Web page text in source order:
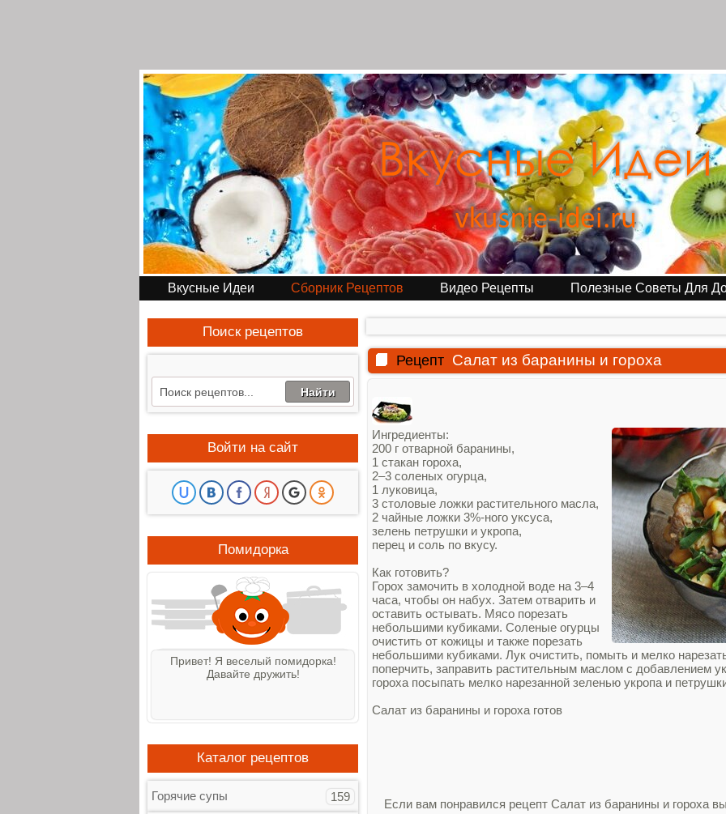
Вкусные Идеи Сборник Рецептов Видео Рецепты Полезные Советы Для
Рецепт Салат из баранины и гороха
Ингредиенты:
200 г отварной баранины,
1 стакан гороха,
2–3 соленых огурца,
1 луковица,
3 столовые ложки растительного масла,
2 чайные ложки 3%‑ного уксуса,
зелень петрушки и укропа,
перец и соль по вкусу.
Как готовить?
Горох замочить в холодной воде на 3–4
часа, чтобы он набух. Затем отварить и
оставить остывать. Мясо порезать
небольшими кубиками. Соленые огурцы
очистить от кожицы и также порезать
небольшими кубиками. Лук очистить, помыть и мелко
поперчить, заправить растительным маслом с добавлением
гороха посыпать мелко нарезанной зеленью укропа и
Салат из баранины и гороха готов
Если вам понравился рецепт Салат из баранины и гороха
Поиск рецептов
Войти на сайт
Помидорка
Привет! Я веселый помидорка!
Давайте дружить!
Каталог рецептов
Горячие супы 159